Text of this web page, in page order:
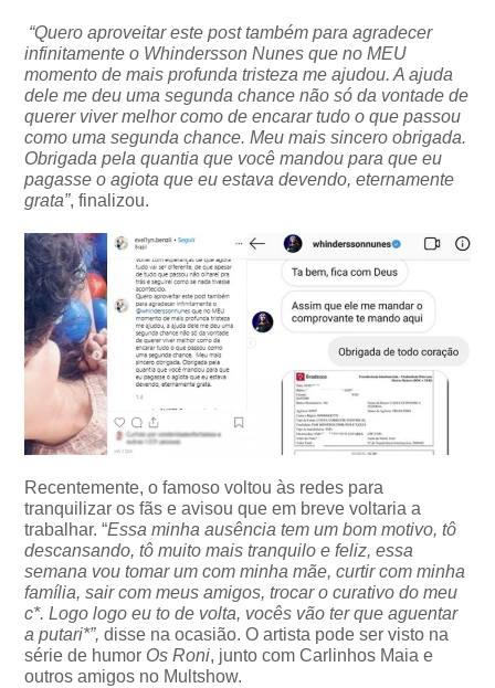
“Quero aproveitar este post também para agradecer
infinitamente o Whindersson Nunes que no MEU
momento de mais profunda tristeza me ajudou. A ajuda
dele me deu uma segunda chance não só da vontade de
querer viver melhor como de encarar tudo o que passou
como uma segunda chance. Meu mais sincero obrigada.
Obrigada pela quantia que você mandou para que eu
pagasse o agiota que eu estava devendo, eternamente
grata”, finalizou.
Recentemente, o famoso voltou às redes para
tranquilizar os fãs e avisou que em breve voltaria a
trabalhar. “Essa minha ausência tem um bom motivo, tô
descansando, tô muito mais tranquilo e feliz, essa
semana vou tomar um com minha mãe, curtir com minha
família, sair com meus amigos, trocar o curativo do meu
c*. Logo logo eu to de volta, vocês vão ter que aguentar
a putari*”, disse na ocasião. O artista pode ser visto na
série de humor Os Roni, junto com Carlinhos Maia e
outros amigos no Multshow.